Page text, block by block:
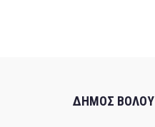
ΔΗΜΟΣ ΒΟΛΟΥ